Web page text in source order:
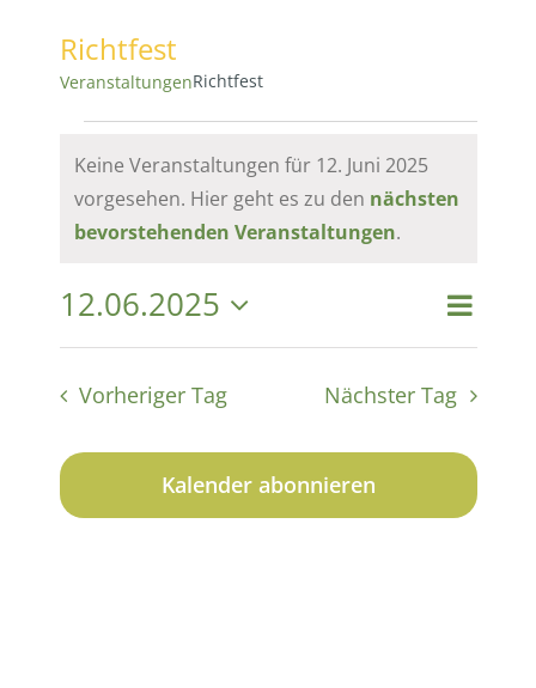
Richtfest
VeranstaltungenRichtfest
Veranstaltungen
für
12.
Juni
2025
Hinweis
Keine Veranstaltungen für 12. Juni 2025
vorgesehen. Hier geht es zu den nächsten
bevorstehenden Veranstaltungen.
und
Suche
Tag
12.06.2025
Datum
Vorheriger Tag Nächster Tag
Kalender abonnieren